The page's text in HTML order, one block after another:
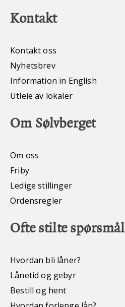
Kontakt
Kontakt oss
Nyhetsbrev
Information in English
Utleie av lokaler
Om Sølvberget
Om oss
Friby
Ledige stillinger
Ordensregler
Ofte stilte spørsmål
Hvordan bli låner?
Lånetid og gebyr
Bestill og hent